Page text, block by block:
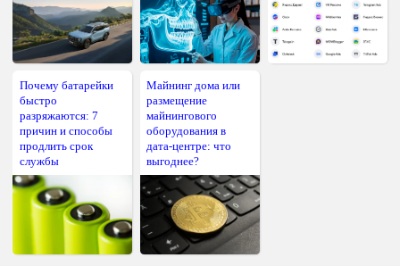
Почему батарейки
быстро
разряжаются: 7
причин и способы
продлить срок
службы
Майнинг дома или
размещение
майнингового
оборудования в
дата-центре: что
выгоднее?